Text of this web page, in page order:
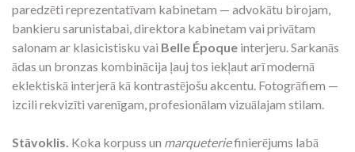
paredzēti reprezentatīvam kabinetam — advokātu birojam,
bankieru sarunistabai, direktora kabinetam vai privātam
salonam ar klasicistisku vai Belle Époque interjeru. Sarkanās
ādas un bronzas kombinācija ļauj tos iekļaut arī modernā
eklektiskā interjerā kā kontrastējošu akcentu. Fotogrāfiem —
izcili rekvizīti varenīgam, profesionālam vizuālajam stilam.
Stāvoklis. Koka korpuss un marqueteriefinierējums labā